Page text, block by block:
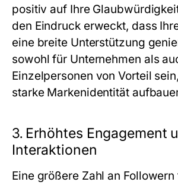
positiv auf Ihre
den Eindruck erweckt, dass
eine breite Unterstützung
sowohl für Unternehmen als
Einzelpersonen von Vorteil
starke Markenidentität
3. Erhöhtes Engagement
Interaktionen
Eine größere Zahl an